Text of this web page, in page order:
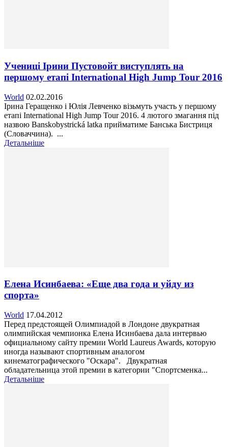
Учениці Ірини Пустовойт виступлять на
першому етапі International High Jump Tour 2016
World 02.02.2016
Ірина Геращенко і Юлія Левченко візьмуть участь у першому
етапі International High Jump Tour 2016. 4 лютого змагання під
назвою Banskobystrická latka прийматиме Банська Бистриця
(Словаччина). ...
Детальніше
Елена Исинбаева: «Еще два года и уйду из
спорта»
World 17.04.2012
Перед предстоящей Олимпиадой в Лондоне двукратная
олимпийская чемпионка Елена Исинбаева дала интервью
официальному сайту премии World Laureus Awards, которую
иногда называют спортивным аналогом
кинематографического "Оскара". Двукратная
обладательница этой премии в категории "Спортсменка...
Детальніше